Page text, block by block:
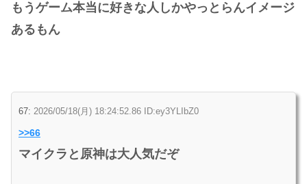
もうゲーム本当に好きな人しかやっとらんイメージ
あるもん
67: 2026/05/18(月) 18:24:52.86 ID:ey3YLIbZ0
>>66
マイクラと原神は大人気だぞ